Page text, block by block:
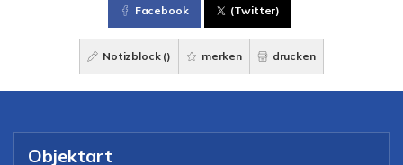
Facebook (Twitter)
Notizblock () merken drucken
Objektart